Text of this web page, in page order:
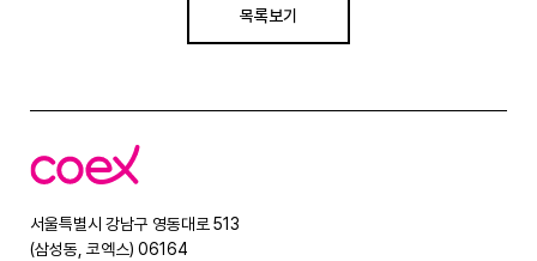
목록보기
코
엑
서울특별시 강남구 영동대로 513
(삼성동, 코엑스) 06164